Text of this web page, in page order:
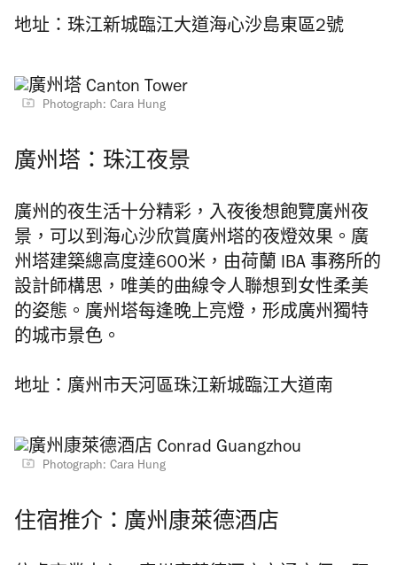
地址：珠江新城臨江大道海心沙島東區2號
Photograph: Cara Hung
廣州塔：珠江夜景
廣州的夜生活十分精彩，入夜後想飽覽廣州夜
景，可以到海心沙欣賞廣州塔的夜燈效果。廣
州塔建築總高度達600米，由荷蘭 IBA 事務所的
設計師構思，唯美的曲線令人聯想到女性柔美
的姿態。廣州塔每逢晚上亮燈，形成廣州獨特
的城市景色。
地址：廣州市天河區珠江新城臨江大道南
Photograph: Cara Hung
住宿推介：廣州康萊德酒店